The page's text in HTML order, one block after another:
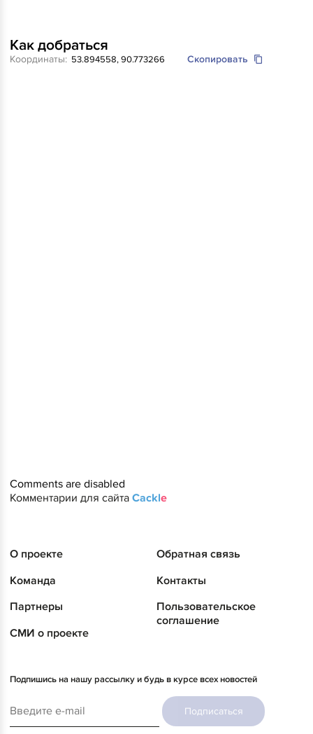
Координаты: Скопировать
Как добраться
Comments are disabled
Комментарии для сайта Cackle
О проекте
Команда
Партнеры
СМИ о проекте
Обратная связь
Контакты
Пользовательское
соглашение
Подпишись на нашу рассылку и будь в курсе всех новостей
Подписаться